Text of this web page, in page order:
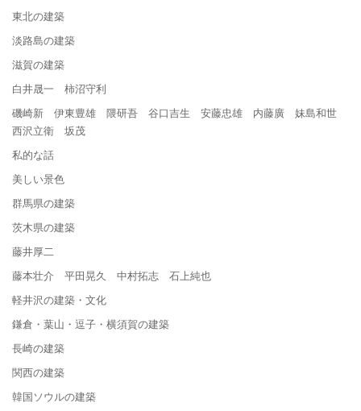
東北の建築
淡路島の建築
滋賀の建築
白井晟一 柿沼守利
磯崎新 伊東豊雄 隈研吾 谷口吉生 安藤忠雄 内藤廣 妹島和世
西沢立衛 坂茂
私的な話
美しい景色
群馬県の建築
茨木県の建築
藤井厚二
藤本壮介 平田晃久 中村拓志 石上純也
軽井沢の建築・文化
鎌倉・葉山・逗子・横須賀の建築
長崎の建築
関西の建築
韓国ソウルの建築